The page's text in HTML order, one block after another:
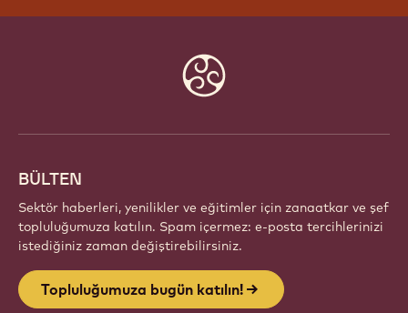
BÜLTEN
Sektör haberleri, yenilikler ve eğitimler için zanaatkar ve şef
topluluğumuza katılın. Spam içermez: e-posta tercihlerinizi
istediğiniz zaman değiştirebilirsiniz.
Topluluğumuza bugün katılın!